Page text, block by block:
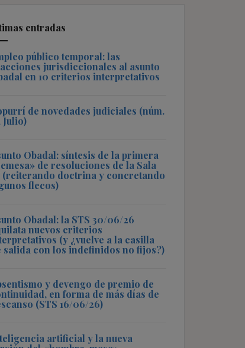
entradas
público temporal: las
jurisdiccionales al asunto
en 10 criterios interpretativos
de novedades judiciales (núm.
Julio)
Obadal: síntesis de la primera
de resoluciones de la Sala
(reiterando doctrina y concretando
flecos)
Obadal: la STS 30/06/26
nuevos criterios
(y ¿vuelve a la casilla
salida con los indefinidos no fijos?)
y devengo de premio de
en forma de más días de
(STS 16/06/26)
artificial y la nueva